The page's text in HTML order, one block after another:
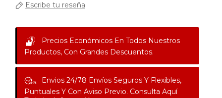
Escribe tu reseña
Precios Económicos En Todos Nuestros
Productos, Con Grandes Descuentos.
Envios 24/78 Envíos Seguros Y Flexibles,
Puntuales Y Con Aviso Previo. Consulta Aquí